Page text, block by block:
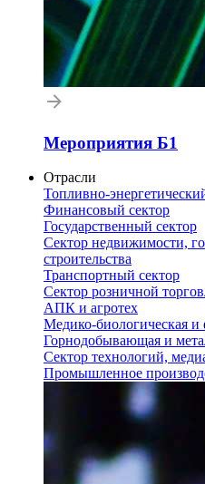
Мероприятия Б1
Отрасли
Топливно-
Финансовый сектор
Государственный сектор
Сектор недвижимости,
строительства
Транспортный сектор
Сектор розничной
АПК и агротех
Медико-биологическая и
Горнодобывающая и
Сектор технологий,
Промышленное